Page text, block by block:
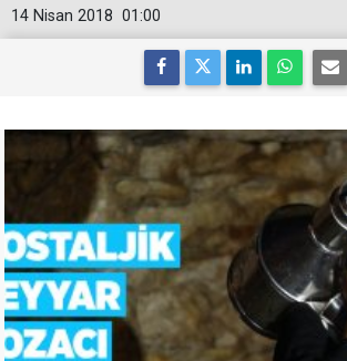
01:00
14 Nisan 2018